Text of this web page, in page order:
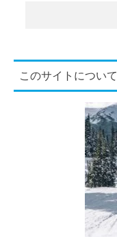
このサイトについて